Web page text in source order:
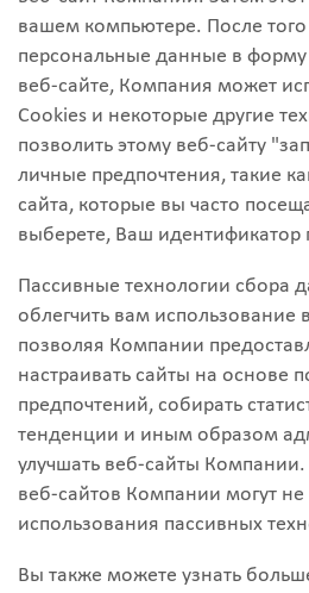
вашем компьютере. После
персональные данные в
веб-сайте, Компания может
Cookies и некоторые другие
позволить этому веб-сайту
личные предпочтения, такие
сайта, которые вы часто
выберете, Ваш идентификатор
Пассивные технологии сбора
облегчить вам
позволяя Компании
настраивать сайты на основе
предпочтений, собирать
тенденции и иным образом
улучшать веб-сайты
веб-сайтов Компании могут не
использования пассивных
Вы также можете узнать